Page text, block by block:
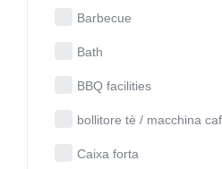
Barbecue
Bath
BBQ facilities
bollitore tè / macchina
Caixa forta